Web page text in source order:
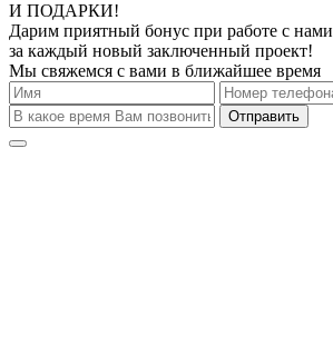
И ПОДАРКИ!
Дарим приятный бонус при работе с нами
за каждый новый заключенный проект!
Мы свяжемся с вами в ближайшее время
Отправить